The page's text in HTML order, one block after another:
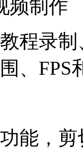
频制作
程录
、FPS
能，